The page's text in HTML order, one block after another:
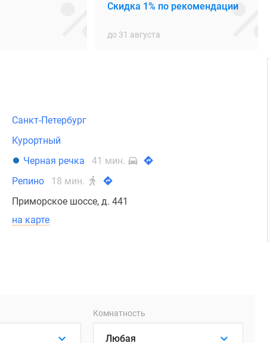
Скидка 1% по рекомендации
до 31 августа
Санкт-Петербург
Курортный
Черная речка
41 мин.
Репино
18 мин.
Приморское шоссе, д. 441
на карте
Комнатность